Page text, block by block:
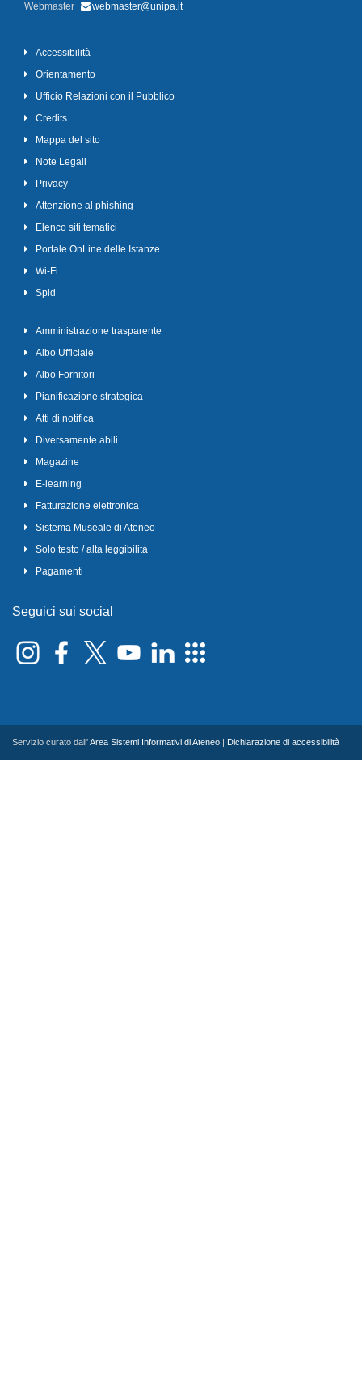
Webmaster
webmaster@unipa.it
Accessibilità
Orientamento
Ufficio Relazioni con il Pubblico
Credits
Mappa del sito
Note Legali
Privacy
Attenzione al phishing
Elenco siti tematici
Portale OnLine delle Istanze
Wi-Fi
Spid
Amministrazione trasparente
Albo Ufficiale
Albo Fornitori
Pianificazione strategica
Atti di notifica
Diversamente abili
Magazine
E-learning
Fatturazione elettronica
Sistema Museale di Ateneo
Solo testo / alta leggibilità
Pagamenti
Seguici sui social
Servizio curato dall'Area Sistemi Informativi di Ateneo Dichiarazione di accessibilità